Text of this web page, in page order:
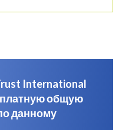
International
общую
данному